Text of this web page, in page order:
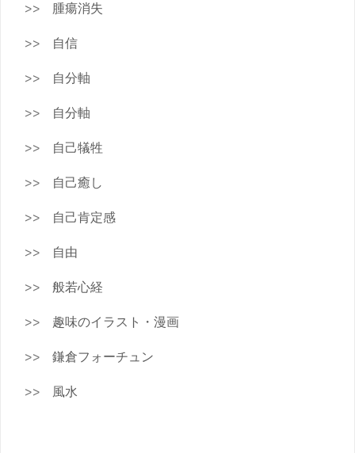
腫瘍消失
自信
自分軸
自分軸
自己犠牲
自己癒し
自己肯定感
自由
般若心経
趣味のイラスト・漫画
鎌倉フォーチュン
風水